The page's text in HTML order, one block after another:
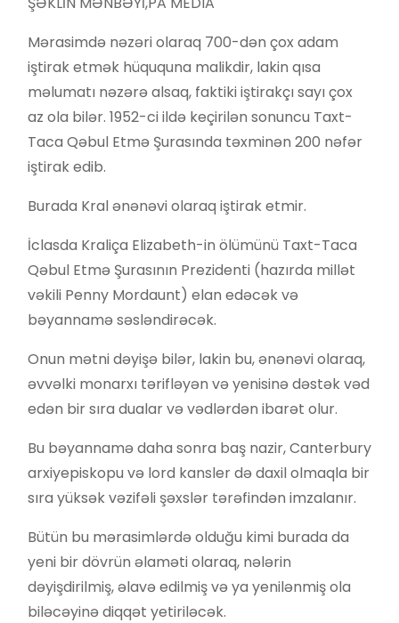
Mərasimdə nəzəri olaraq 700-dən çox adam
iştirak etmək hüququna malikdir, lakin qısa
məlumatı nəzərə alsaq, faktiki iştirakçı sayı çox
az ola bilər. 1952-ci ildə keçirilən sonuncu Taxt-
Taca Qəbul Etmə Şurasında təxminən 200 nəfər
iştirak edib.
Burada Kral ənənəvi olaraq iştirak etmir.
İclasda Kraliça Elizabeth-in ölümünü Taxt-Taca
Qəbul Etmə Şurasının Prezidenti (hazırda millət
vəkili Penny Mordaunt) elan edəcək və
bəyannamə səsləndirəcək.
Onun mətni dəyişə bilər, lakin bu, ənənəvi olaraq,
əvvəlki monarxı tərifləyən və yenisinə dəstək vəd
edən bir sıra dualar və vədlərdən ibarət olur.
Bu bəyannamə daha sonra baş nazir, Canterbury
arxiyepiskopu və lord kansler də daxil olmaqla bir
sıra yüksək vəzifəli şəxslər tərəfindən imzalanır.
Bütün bu mərasimlərdə olduğu kimi burada da
yeni bir dövrün əlaməti olaraq, nələrin
dəyişdirilmiş, əlavə edilmiş və ya yenilənmiş ola
biləcəyinə diqqət yetiriləcək.